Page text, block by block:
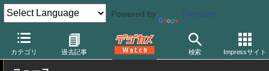
Powered by Translate
カテゴリ 過去記事 検索 Impressサイト
デジカメ Watch 業界動向 団体